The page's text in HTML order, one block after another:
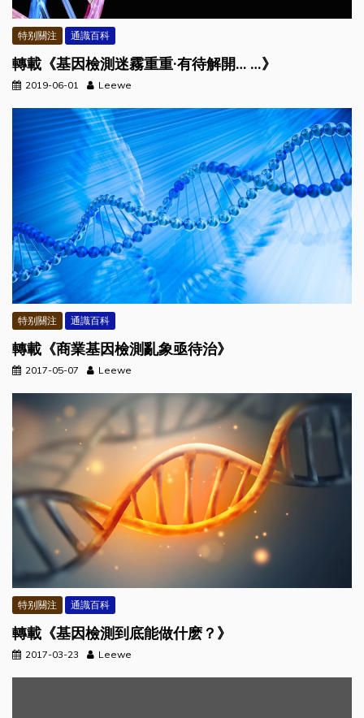
特别關注 通識百科
轉載《基因檢測迷霧重重·有待解開… …》
2019-06-01 Leewe
特别關注 通識百科
轉載《商業基因檢測亂象亟待治》
2017-05-07 Leewe
特别關注 通識百科
轉載《基因檢測到底能做什麽？》
2017-03-23 Leewe